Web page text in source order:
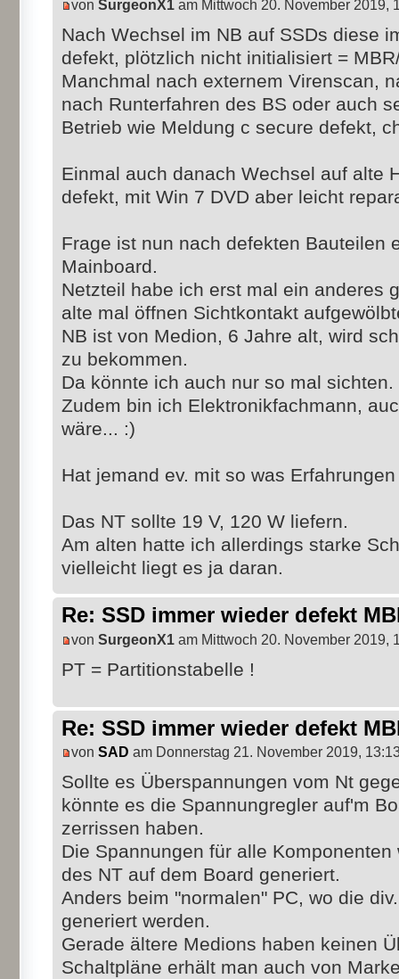
von SurgeonX1 am Mittwoch 20. November 2019,
Nach Wechsel im NB auf SSDs diese
defekt, plötzlich nicht initialisiert =
Manchmal nach externem Virenscan,
nach Runterfahren des BS oder auch
Betrieb wie Meldung c secure defekt,
Einmal auch danach Wechsel auf alte
defekt, mit Win 7 DVD aber leicht
Frage ist nun nach defekten Bauteilen
Mainboard.
Netzteil habe ich erst mal ein anderes
alte mal öffnen Sichtkontakt
NB ist von Medion, 6 Jahre alt, wird
zu bekommen.
Da könnte ich auch nur so mal sichten.
Zudem bin ich Elektronikfachmann,
wäre... :)
Hat jemand ev. mit so was
Das NT sollte 19 V, 120 W liefern.
Am alten hatte ich allerdings starke
vielleicht liegt es ja daran.
Re: SSD immer wieder defekt
von SurgeonX1 am Mittwoch 20. November 2019,
PT = Partitionstabelle !
Re: SSD immer wieder defekt
von SAD am Donnerstag 21. November 2019,
Sollte es Überspannungen vom Nt
könnte es die Spannungregler auf'm
zerrissen haben.
Die Spannungen für alle
des NT auf dem Board generiert.
Anders beim "normalen" PC, wo die
generiert werden.
Gerade ältere Medions haben keinen
Schaltpläne erhält man auch von